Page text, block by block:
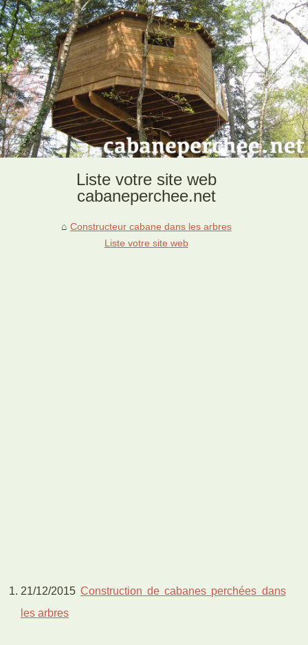
Liste votre site web
cabaneperchee.net
Constructeur cabane dans les arbres
Liste votre site web
21/12/2015Construction de cabanes perchées dans
les arbres